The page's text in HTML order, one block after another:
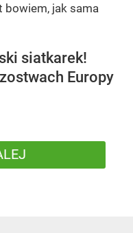
bowiem, jak sama
siatkarek!
Europy